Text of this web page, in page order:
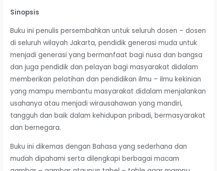
Sinopsis
Buku ini penulis persembahkan untuk seluruh dosen – dosen
di seluruh wilayah Jakarta, pendidik generasi muda untuk
menjadi generasi yang bermanfaat bagi nusa dan bangsa
dan juga pendidik dan pelayan bagi masyarakat didalam
memberikan pelatihan dan pendidikan ilmu – ilmu kekinian
yang mampu membantu masyarakat didalam menjalankan
usahanya atau menjadi wirausahawan yang mandiri,
tangguh dan baik dalam kehidupan pribadi, bermasyarakat
dan bernegara.
Buku ini dikemas dengan Bahasa yang sederhana dan
mudah dipahami serta dilengkapi berbagai macam